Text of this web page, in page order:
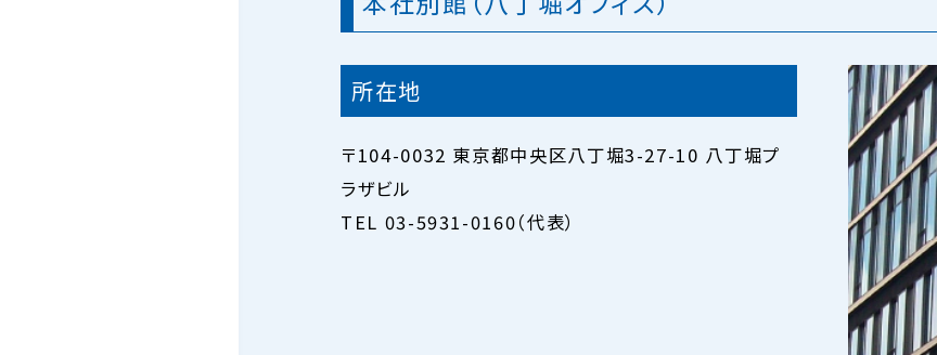
所在地
〒104-0032 東京都中央区八丁堀3-27-10 八丁堀プ
ラザビル
TEL 03-5931-0160（代表）